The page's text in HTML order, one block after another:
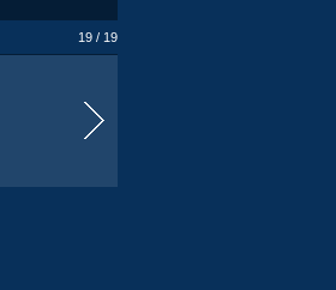
19 / 19